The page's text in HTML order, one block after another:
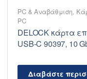
PC & Αναβάθμιση,
PC
DELOCK κάρτα
USB-C 90397, 10
Διαβάστε